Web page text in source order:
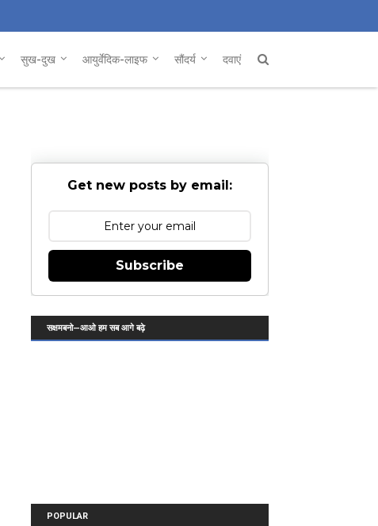
सुख-दुख आयुर्वेदिक-लाइफ सौंदर्य दवाएं
Get new posts by email:
Subscribe
सक्षमबनो—आओ हम सब आगे बढ़े
POPULAR